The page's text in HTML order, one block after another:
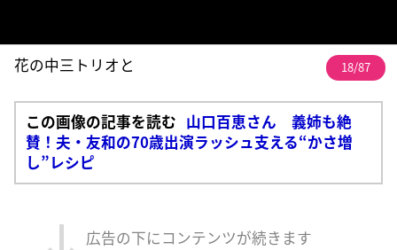
花の中三トリオと 18/87
この画像の記事を読む 山口百恵さん 義姉も絶
賛！夫・友和の70歳出演ラッシュ支える“かさ増
し”レシピ
広告の下にコンテンツが続きます